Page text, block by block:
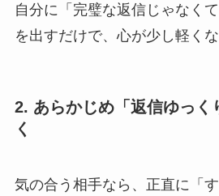
自分に「完璧な返信じゃなく
を出すだけで、心が少し軽くな
2. あらかじめ「返信ゆっく
く
気の合う相手なら、正直に「